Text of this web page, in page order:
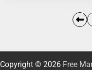
Beiträge
Copyright © 2026 Free